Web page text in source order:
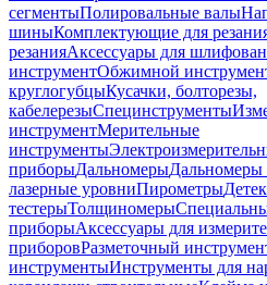
сегментыПолировальные валы
шиныКомплектующие для
резанияАксессуары для
инструментОбжимной
круглогубцыКусачки, болторезы,
кабелерезыСпецинструменты
инструментМерительные
инструменты
приборыДальномерыДальномеры
лазерные уровниПирометры
тестерыТолщиномеры
приборыАксессуары для
приборовРазметочный
инструментыИнструменты для